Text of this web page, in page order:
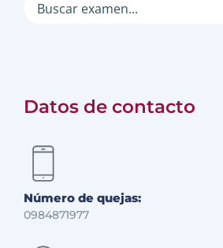
Datos de contacto
Número de quejas:
0984871977